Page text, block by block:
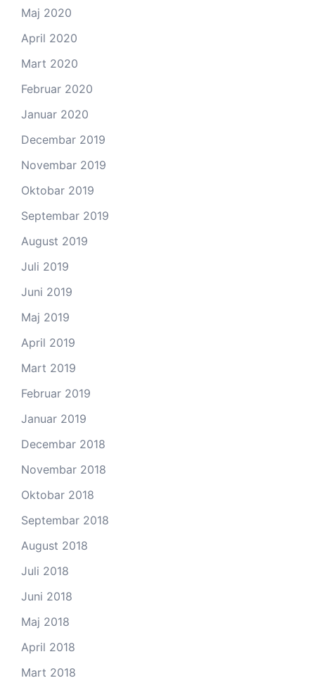
Maj 2020
April 2020
Mart 2020
Februar 2020
Januar 2020
Decembar 2019
Novembar 2019
Oktobar 2019
Septembar 2019
August 2019
Juli 2019
Juni 2019
Maj 2019
April 2019
Mart 2019
Februar 2019
Januar 2019
Decembar 2018
Novembar 2018
Oktobar 2018
Septembar 2018
August 2018
Juli 2018
Juni 2018
Maj 2018
April 2018
Mart 2018